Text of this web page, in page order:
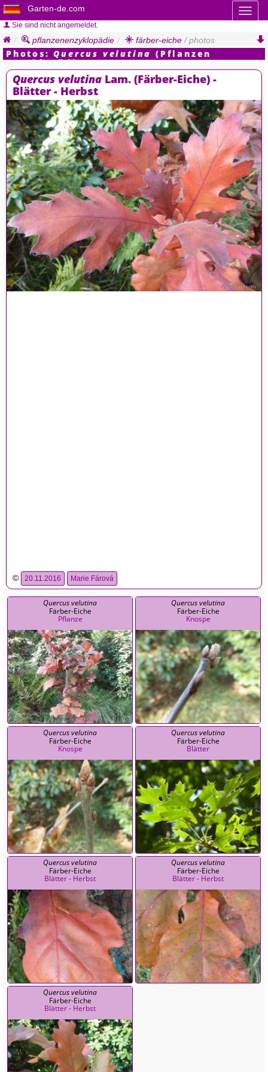
Garten-de.com
Sie sind nicht angemeldet.
pflanzenenzyklopädie färber-eiche / photos
Photos:Quercus velutina (Pflanzen
Enzyklopädie)
Quercus velutina Lam. (Färber-Eiche) -
Blätter - Herbst
© 20.11.2016 Marie Fárová
Quercus velutina
Färber-Eiche
Pflanze
Quercus velutina
Färber-Eiche
Knospe
Quercus velutina
Färber-Eiche
Knospe
Quercus velutina
Färber-Eiche
Blätter
Quercus velutina
Färber-Eiche
Blätter - Herbst
Quercus velutina
Färber-Eiche
Blätter - Herbst
Quercus velutina
Färber-Eiche
Blätter - Herbst